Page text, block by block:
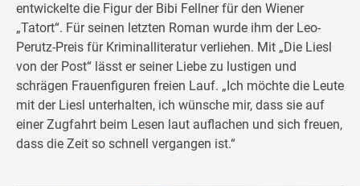
entwickelte die Figur der Bibi Fellner für den Wiener
„Tatort“. Für seinen letzten Roman wurde ihm der Leo-
Perutz-Preis für Kriminalliteratur verliehen. Mit „Die Liesl
von der Post“ lässt er seiner Liebe zu lustigen und
schrägen Frauenfiguren freien Lauf. „Ich möchte die Leute
mit der Liesl unterhalten, ich wünsche mir, dass sie auf
einer Zugfahrt beim Lesen laut auflachen und sich freuen,
dass die Zeit so schnell vergangen ist.“